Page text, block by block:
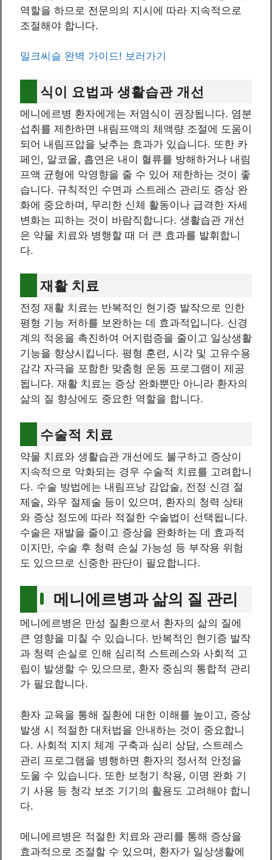
역할을 하므로 전문의의 지시에 따라 지속적으로
조절해야 합니다.
밀크씨슬 완벽 가이드! 보러가기
식이 요법과 생활습관 개선
메니에르병 환자에게는 저염식이 권장됩니다. 염분
섭취를 제한하면 내림프액의 체액량 조절에 도움이
되어 내림프압을 낮추는 효과가 있습니다. 또한 카
페인, 알코올, 흡연은 내이 혈류를 방해하거나 내림
프액 균형에 악영향을 줄 수 있어 제한하는 것이 좋
습니다. 규칙적인 수면과 스트레스 관리도 증상 완
화에 중요하며, 무리한 신체 활동이나 급격한 자세
변화는 피하는 것이 바람직합니다. 생활습관 개선
은 약물 치료와 병행할 때 더 큰 효과를 발휘합니
다.
재활 치료
전정 재활 치료는 반복적인 현기증 발작으로 인한
평형 기능 저하를 보완하는 데 효과적입니다. 신경
계의 적응을 촉진하여 어지럼증을 줄이고 일상생활
기능을 향상시킵니다. 평형 훈련, 시각 및 고유수용
감각 자극을 포함한 맞춤형 운동 프로그램이 제공
됩니다. 재활 치료는 증상 완화뿐만 아니라 환자의
삶의 질 향상에도 중요한 역할을 합니다.
수술적 치료
약물 치료와 생활습관 개선에도 불구하고 증상이
지속적으로 악화되는 경우 수술적 치료를 고려합니
다. 수술 방법에는 내림프낭 감압술, 전정 신경 절
제술, 와우 절제술 등이 있으며, 환자의 청력 상태
와 증상 정도에 따라 적절한 수술법이 선택됩니다.
수술은 재발을 줄이고 증상을 완화하는 데 효과적
이지만, 수술 후 청력 손실 가능성 등 부작용 위험
도 있으므로 신중한 판단이 필요합니다.
메니에르병과 삶의 질 관리
메니에르병은 만성 질환으로서 환자의 삶의 질에
큰 영향을 미칠 수 있습니다. 반복적인 현기증 발작
과 청력 손실로 인해 심리적 스트레스와 사회적 고
립이 발생할 수 있으므로, 환자 중심의 통합적 관리
가 필요합니다.
환자 교육을 통해 질환에 대한 이해를 높이고, 증상
발생 시 적절한 대처법을 안내하는 것이 중요합니
다. 사회적 지지 체계 구축과 심리 상담, 스트레스
관리 프로그램을 병행하면 환자의 정서적 안정을
도울 수 있습니다. 또한 보청기 착용, 이명 완화 기
기 사용 등 청각 보조 기기의 활용도 고려해야 합니
다.
메니에르병은 적절한 치료와 관리를 통해 증상을
효과적으로 조절할 수 있으며, 환자가 일상생활에